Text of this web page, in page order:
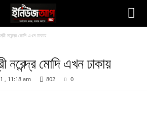
নরেন্দ্র মোদি এখন ঢাকায়
নরেন্দ্র মোদি এখন ঢাকায়
, 11:18 am 802 0